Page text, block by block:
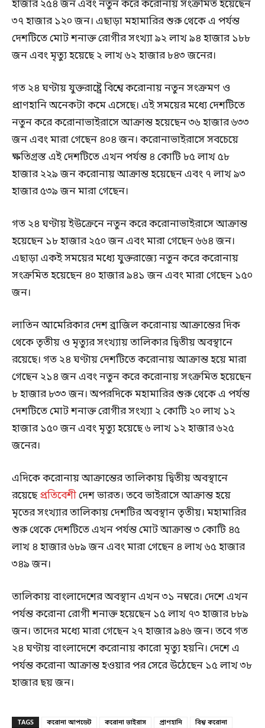
হাজার ২৫৪ জন এবং নতুন করে করোনায় সংক্রমিত হয়েছেন
৩৭ হাজার ১২০ জন। এছাড়া মহামারির শুরু থেকে এ পর্যন্ত
দেশটিতে মোট শনাক্ত রোগীর সংখ্যা ৯২ লাখ ৯৪ হাজার ১৮৮
জন এবং মৃত্যু হয়েছে ২ লাখ ৬২ হাজার ৮৪৩ জনের।
গত ২৪ ঘণ্টায় যুক্তরাষ্ট্রে বিশ্বে করোনায় নতুন সংক্রমণ ও
প্রাণহানি অনেকটা কমে এসেছে। এই সময়ের মধ্যে দেশটিতে
নতুন করে করোনাভাইরাসে আক্রান্ত হয়েছেন ৩৬ হাজার ৬৩৩
জন এবং মারা গেছেন ৪০৪ জন। করোনাভাইরাসে সবচেয়ে
ক্ষতিগ্রস্ত এই দেশটিতে এখন পর্যন্ত ৪ কোটি ৮৫ লাখ ৫৮
হাজার ২২৯ জন করোনায় আক্রান্ত হয়েছেন এবং ৭ লাখ ৯৩
হাজার ৫৩৯ জন মারা গেছেন।
গত ২৪ ঘণ্টায় ইউক্রেনে নতুন করে করোনাভাইরাসে আক্রান্ত
হয়েছেন ১৮ হাজার ২৫০ জন এবং মারা গেছেন ৬৬৪ জন।
এছাড়া একই সময়ের মধ্যে যুক্তরাজ্যে নতুন করে করোনায়
সংক্রমিত হয়েছেন ৪০ হাজার ৯৪১ জন এবং মারা গেছেন ১৫০
জন।
লাতিন আমেরিকার দেশ ব্রাজিল করোনায় আক্রান্তের দিক
থেকে তৃতীয় ও মৃত্যুর সংখ্যায় তালিকার দ্বিতীয় অবস্থানে
রয়েছে। গত ২৪ ঘণ্টায় দেশটিতে করোনায় আক্রান্ত হয়ে মারা
গেছেন ২১৪ জন এবং নতুন করে করোনায় সংক্রমিত হয়েছেন
৮ হাজার ৮৩৩ জন। অপরদিকে মহামারির শুরু থেকে এ পর্যন্ত
দেশটিতে মোট শনাক্ত রোগীর সংখ্যা ২ কোটি ২০ লাখ ১২
হাজার ১৫০ জন এবং মৃত্যু হয়েছে ৬ লাখ ১২ হাজার ৬২৫
জনের।
এদিকে করোনায় আক্রান্তের তালিকায় দ্বিতীয় অবস্থানে
রয়েছেপ্রতিবেশীদেশ ভারত। তবে ভাইরাসে আক্রান্ত হয়ে
মৃতের সংখ্যার তালিকায় দেশটির অবস্থান তৃতীয়। মহামারির
শুরু থেকে দেশটিতে এখন পর্যন্ত মোট আক্রান্ত ৩ কোটি ৪৫
লাখ ৪ হাজার ৬৮৯ জন এবং মারা গেছেন ৪ লাখ ৬৫ হাজার
৩৪৯ জন।
তালিকায় বাংলাদেশের অবস্থান এখন ৩১ নম্বরে। দেশে এখন
পর্যন্ত করোনা রোগী শনাক্ত হয়েছেন ১৫ লাখ ৭৩ হাজার ৮৮৯
জন। তাদের মধ্যে মারা গেছেন ২৭ হাজার ৯৪৬ জন। তবে গত
২৪ ঘণ্টায় বাংলাদেশে করোনায় কারো মৃত্যু হয়নি। দেশে এ
পর্যন্ত করোনা আক্রান্ত হওয়ার পর সেরে উঠেছেন ১৫ লাখ ৩৮
হাজার ছয় জন।
TAGS করোনা আপডেট করোনা ভাইরাস প্রাণহানি
বিশ্ব করোনা